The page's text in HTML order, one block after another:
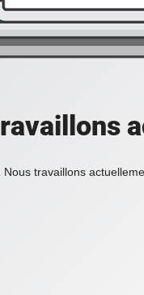
travaillons